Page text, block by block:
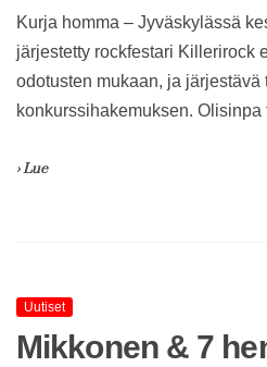
Kurja homma – Jyväskylässä
järjestetty rockfestari Killerirock
odotusten mukaan, ja järjestävä
konkurssihakemuksen. Olisinpa
› Lue
Uutiset
Mikkonen & 7